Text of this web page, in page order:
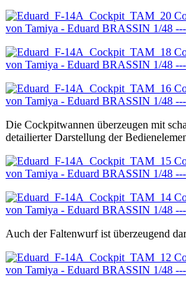
Die Cockpitwannen überzeugen mit
detailierter Darstellung der
Auch der Faltenwurf ist überzeugend